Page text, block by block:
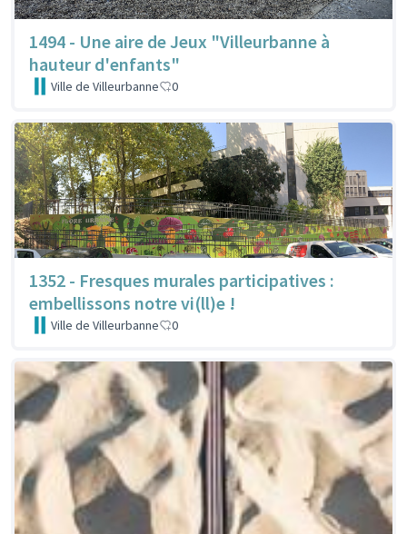
1494 - Une aire de Jeux "Villeurbanne à
hauteur d'enfants"
Ville de Villeurbanne 0
1352 - Fresques murales participatives :
embellissons notre vi(ll)e !
Ville de Villeurbanne 0